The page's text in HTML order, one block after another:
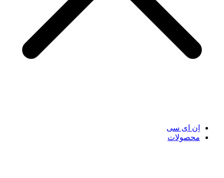
اِن ای سی
محصولات